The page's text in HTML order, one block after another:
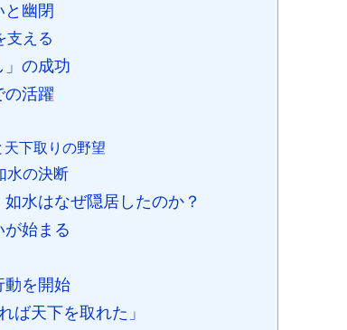
と幽閉
支える
」の成功
の活躍
下取りの野望
水の決断
水はなぜ隠居したのか？
が始まる
動を開始
ば天下を取れた」